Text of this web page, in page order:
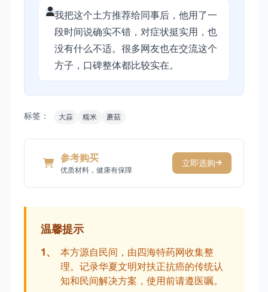
我把这个土方推荐给同事后，他用了一
段时间说确实不错，对症状挺实用，也
没有什么不适。很多网友也在交流这个
方子，口碑整体都比较实在。
标签： 大蒜 糯米 蘑菇
参考购买
优质材料，健康有保障
立即选购
温馨提示
1、
本方源自民间，由四海特药网收集整
理。记录华夏文明对扶正抗癌的传统认
知和民间解决方案，使用前请遵医嘱。